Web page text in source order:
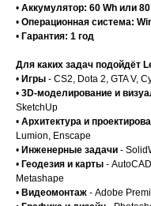
• Аккумулятор: 60 Wh или
• Операционная система:
• Гарантия: 1 год
Для каких задач подойдёт
• Игры - CS2, Dota 2, GTA V,
• 3D-моделирование и
SketchUp
• Архитектура и
Lumion, Enscape
• Инженерные задачи -
• Геодезия и карты -
Metashape
• Видеомонтаж - Adobe